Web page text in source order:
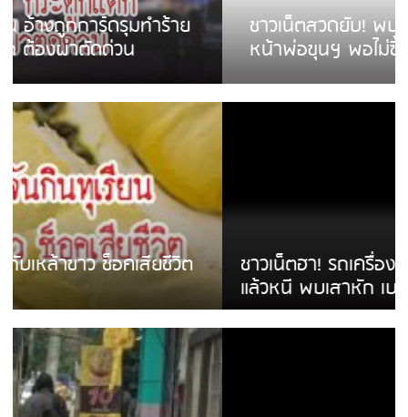
ชาวเน็ตสวดยับ! พบพม่าเร่ขายพวงมาลัย
หน้าพ่อขุนฯ พอไม่ซื้อเดินตาม
ชาวเน็ตฮา! รถเครื่องแม่สายชนป้ายร้านโลงศพ
แล้วหนี พบเสาหัก เบรคหัก หวิดได้ใช้บริการ